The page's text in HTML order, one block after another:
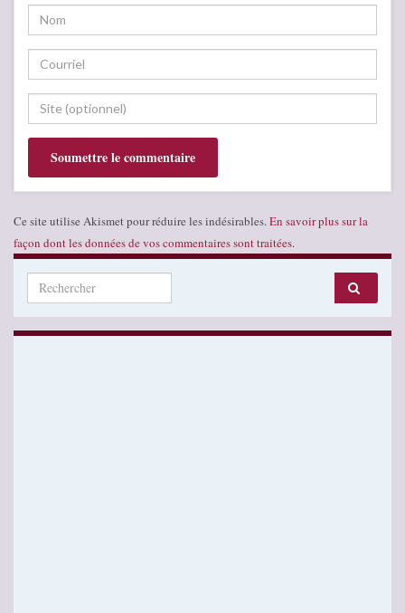
Ce site utilise Akismet pour réduire les indésirables. En savoir plus sur la
façon dont les données de vos commentaires sont traitées.
Search for: